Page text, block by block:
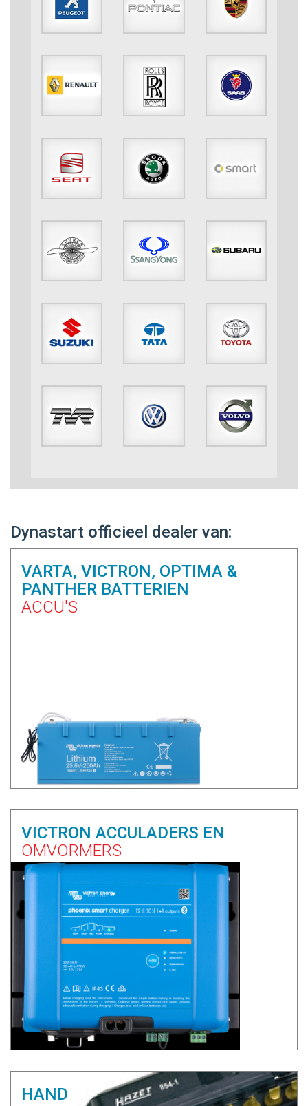
Dynastart officieel dealer van:
VARTA, VICTRON, OPTIMA &
PANTHER BATTERIEN
ACCU'S
VICTRON ACCULADERS EN
OMVORMERS
HAND